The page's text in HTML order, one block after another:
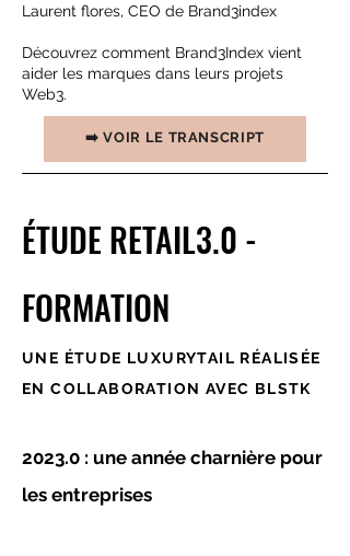
Laurent flores, CEO de Brand3index
Découvrez comment Brand3Index vient
aider les marques dans leurs projets
Web3.
➡️ VOIR LE TRANSCRIPT
ÉTUDE RETAIL3.0 -
FORMATION
UNE ÉTUDE LUXURYTAIL RÉALISÉE
EN COLLABORATION AVEC BLSTK
2023.0 : une année charnière pour
les entreprises